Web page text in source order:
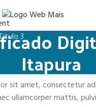
Itapura
sit amet, consectetur
ullamcorper mattis,